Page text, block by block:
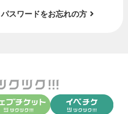
パスワードをお忘れの方